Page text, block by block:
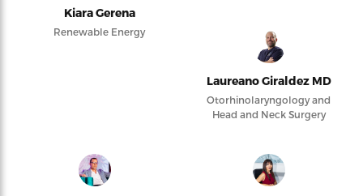
Kiara Gerena
Renewable Energy
Laureano Giraldez MD
Otorhinolaryngology and
Head and Neck Surgery